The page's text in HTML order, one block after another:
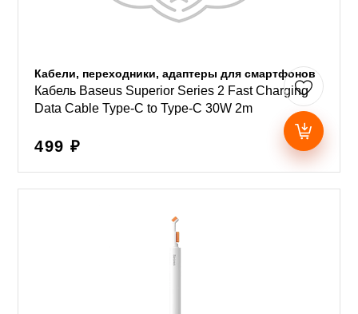
Кабели, переходники, адаптеры для смартфонов
Кабель Baseus Superior Series 2 Fast Charging
Data Cable Type-C to Type-C 30W 2m
499 ₽